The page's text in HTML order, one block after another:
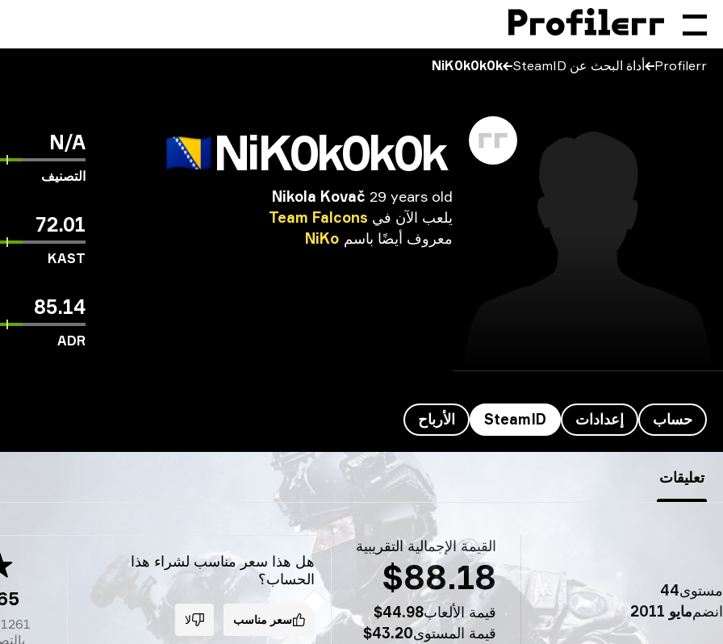
Profilerr أداة البحث عن SteamID NiK0k0k0k
NiK0k0k0k
🇧🇦
Nikola Kovač 29 years old
يلعب الآن في Team Falcons
معروف أيضًا باسم NiKo
N/A
التصنيف
72.01
KAST
85.14
ADR
حساب إعدادات SteamID الأرباح
تعليقات
مستوى44
انضممايو 2011
القيمة الإجمالية التقريبية
$88.18
قيمة الألعاب$44.98
قيمة المستوى$43.20
هل هذا سعر مناسب لشراء هذا
الحساب؟
سعر مناسب لا 1261